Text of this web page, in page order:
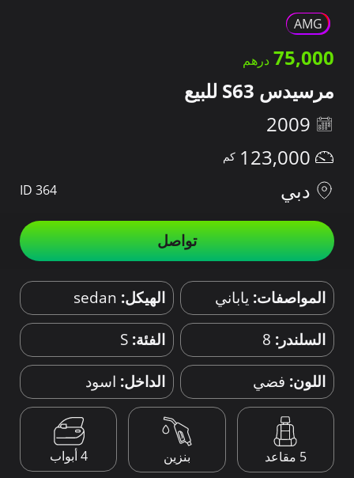
AMG
75,000
مرسيدس S63 للبيع
2009
123,000
دبي
ID 364
تواصل
المواصفات: ياباني الهيكل: sedan
السلندر: 8 الفئة: S
اللون: فضي الداخل: اسود
5 مقاعد بنزين 4 أبواب